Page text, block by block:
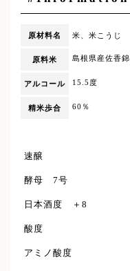
原材料名 米、米こうじ
原料米 島根県産佐香錦
アルコール 15.5度
精米歩合 60％
速醸
酵母 7号
日本酒度 ＋8
酸度
アミノ酸度